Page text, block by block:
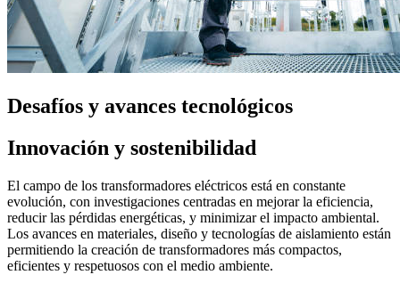
Desafíos y avances tecnológicos
Innovación y sostenibilidad
El campo de los transformadores eléctricos está en constante
evolución, con investigaciones centradas en mejorar la eficiencia,
reducir las pérdidas energéticas, y minimizar el impacto ambiental.
Los avances en materiales, diseño y tecnologías de aislamiento están
permitiendo la creación de transformadores más compactos,
eficientes y respetuosos con el medio ambiente.